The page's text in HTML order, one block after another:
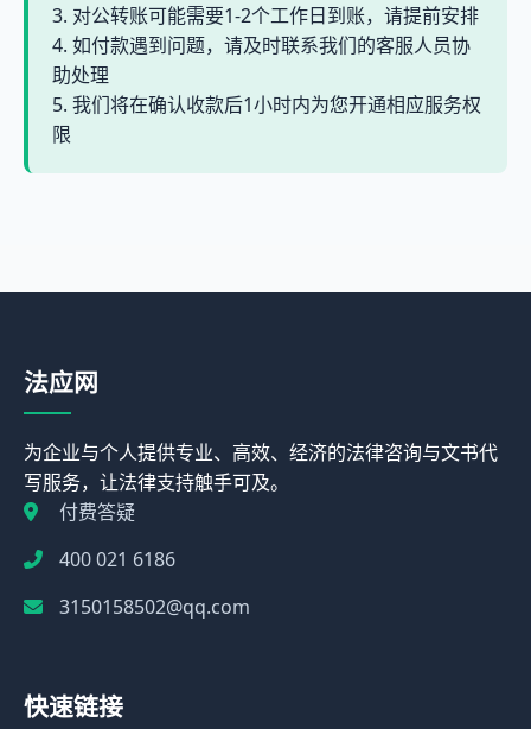
3. 对公转账可能需要1-2个工作日到账，请提前安排
4. 如付款遇到问题，请及时联系我们的客服人员协
助处理
5. 我们将在确认收款后1小时内为您开通相应服务权
限
法应网
为企业与个人提供专业、高效、经济的法律咨询与文书代
写服务，让法律支持触手可及。
付费答疑
400 021 6186
3150158502@qq.com
快速链接